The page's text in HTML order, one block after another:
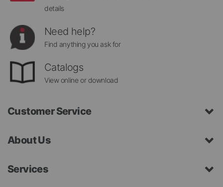
details
Need help?
Find anything you ask for
Catalogs
View online or download
Customer Service
About Us
Services